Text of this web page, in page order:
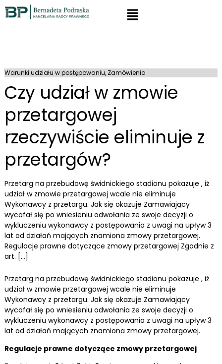
Warunki udziału w postępowaniu, Zamówienia
Czy udział w zmowie
przetargowej
rzeczywiście eliminuje z
przetargów?
Przetarg na przebudowę świdnickiego stadionu pokazuje , iż
udział w zmowie przetargowej wcale nie eliminuje
Wykonawcy z przetargu. Jak się okazuje Zamawiający
wycofał się po wniesieniu odwołania ze swoje decyzji o
wykluczeniu wykonawcy z postępowania z uwagi na upływ 3
lat od działań mających znamiona zmowy przetargowej.
Regulacje prawne dotyczące zmowy przetargowej Zgodnie z
art. […]
Przetarg na przebudowę świdnickiego stadionu pokazuje , iż
udział w zmowie przetargowej wcale nie eliminuje
Wykonawcy z przetargu. Jak się okazuje Zamawiający
wycofał się po wniesieniu odwołania ze swoje decyzji o
wykluczeniu wykonawcy z postępowania z uwagi na upływ 3
lat od działań mających znamiona zmowy przetargowej.
Regulacje prawne dotyczące zmowy przetargowej